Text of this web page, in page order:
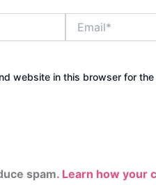
website in this browser for
spam. Learn how your